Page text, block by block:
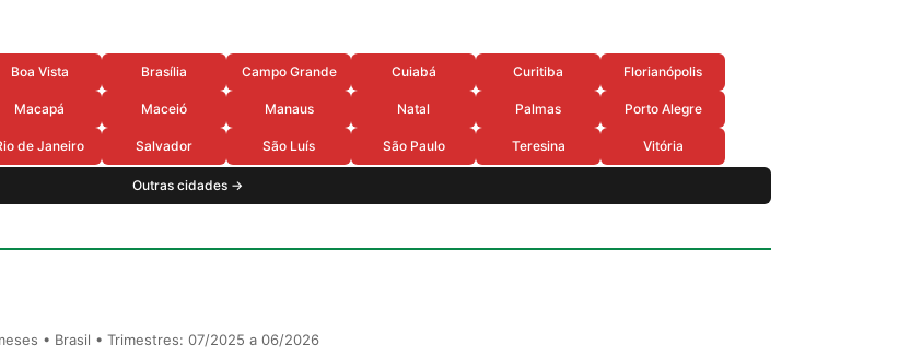
Boa Vista Brasília Campo Grande Cuiabá Curitiba Florianópolis
Macapá Maceió Manaus Natal Palmas Porto Alegre
de Janeiro Salvador São Luís São Paulo Teresina Vitória
Outras cidades →
• Brasil • Trimestres: 07/2025 a 06/2026